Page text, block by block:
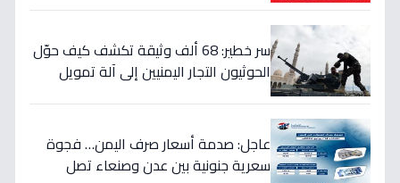
سر خطير: 68 ألف وثيقة تكشف كيف حوّل
الحوثيون التجار اليمنيين إلى آلة تمويل
عاجل: صدمة أسعار صرف اليمن… فجوة
سعرية جنونية بين عدن وصنعاء تصل